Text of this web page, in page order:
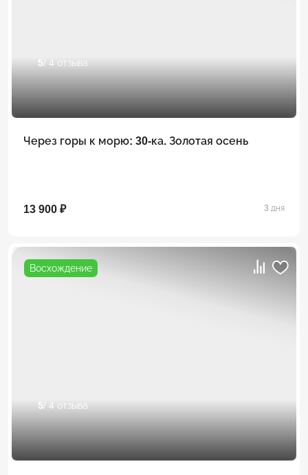
5/ 4 отзыва
Через горы к морю: 30-ка. Золотая осень
13 900 ₽ 3 дня
Восхождение
5/ 4 отзыва